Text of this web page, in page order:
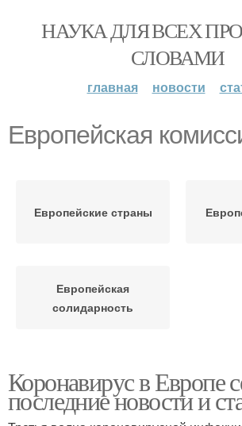
НАУКА ДЛЯ ВСЕХ
СЛОВАМИ
главная новости
Европейская
Европейские страны
Европейская
солидарность
Коронавирус в Европе
последние новости и